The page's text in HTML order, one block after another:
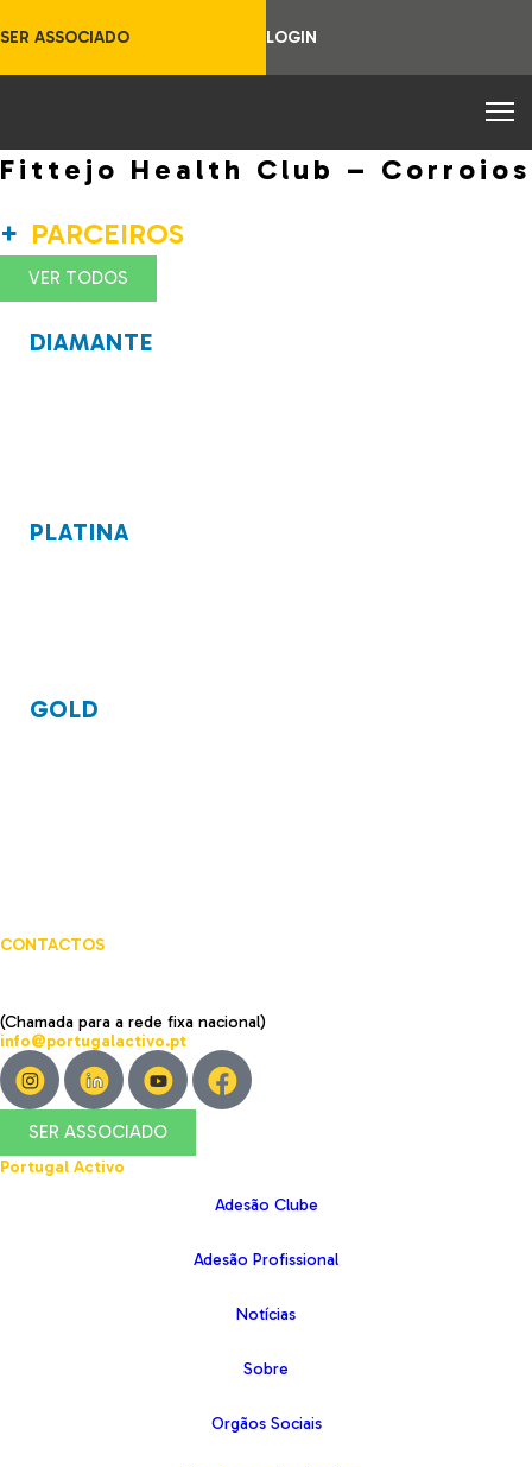
SER ASSOCIADO LOGIN
Fittejo Health Club – Corroios
PARCEIROS
VER TODOS
DIAMANTE
PLATINA
GOLD
CONTACTOS
(Chamada para a rede fixa nacional)
info@portugalactivo.pt
SER ASSOCIADO
Portugal Activo
Adesão Clube
Adesão Profissional
Notícias
Sobre
Orgãos Sociais